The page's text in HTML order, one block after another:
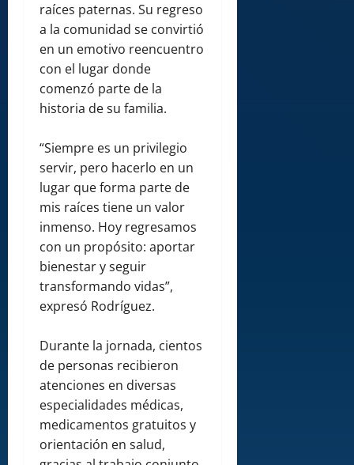
raíces paternas. Su regreso
a la comunidad se convirtió
en un emotivo reencuentro
con el lugar donde
comenzó parte de la
historia de su familia.
“Siempre es un privilegio
servir, pero hacerlo en un
lugar que forma parte de
mis raíces tiene un valor
inmenso. Hoy regresamos
con un propósito: aportar
bienestar y seguir
transformando vidas”,
expresó Rodríguez.
Durante la jornada, cientos
de personas recibieron
atenciones en diversas
especialidades médicas,
medicamentos gratuitos y
orientación en salud,